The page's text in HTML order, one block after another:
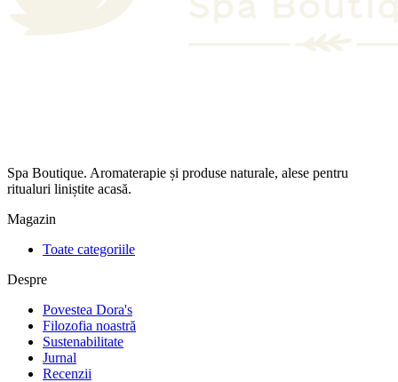
Spa Boutique. Aromaterapie și produse naturale, alese pentru
ritualuri liniștite acasă.
Magazin
Toate categoriile
Despre
Povestea Dora's
Filozofia noastră
Sustenabilitate
Jurnal
Recenzii